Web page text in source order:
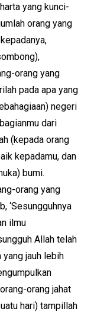
yang kunci-
orang yang
orang yang
pada apa yang
negeri
dari
(kepada orang
kepadamu, dan
bumi.
orang yang
‘Sesungguhnya
ilmu
Allah telah
jauh lebih
orang jahat
hari) tampillah